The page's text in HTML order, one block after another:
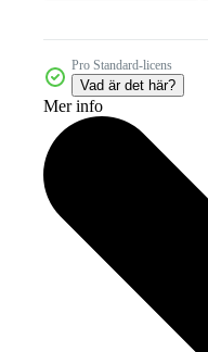
Pro Standard-licens
Vad är det här?
Mer info